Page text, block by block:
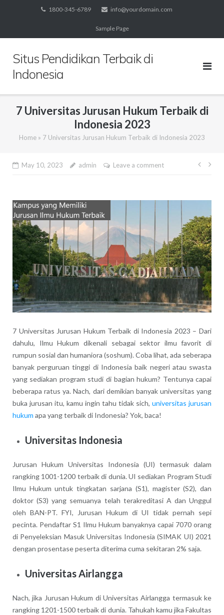
1800-345-6789 info@yourdomain.com
Sample Page
Situs Pendidikan Terbaik di
Indonesia
7 Universitas Jurusan Hukum Terbaik di
Indonesia 2023
Home » 7 Universitas Jurusan Hukum Terbaik di Indonesia 2023
May 10, 2023 admin Leave a comment
Post
7 Universitas Jurusan Hukum Terbaik di Indonesia 2023 – Dari
dahulu, Ilmu Hukum dikenali sebagai sektor ilmu favorit di
rumpun sosial dan humaniora (soshum). Coba lihat, ada seberapa
banyak perguruan tinggi di Indonesia baik negeri atau swasta
yang sediakan program studi di bagian hukum? Tentunya capai
beberapa ratus ya. Nach, dari demikian banyak universitas yang
buka jurusan itu, kamu ingin tahu tidak sich,universitas jurusan
hukum apa yang terbaik di Indonesia? Yok, baca!
Universitas Indonesia
Jurusan Hukum Universitas Indonesia (UI) termasuk dalam
rangking 1001-1200 terbaik di dunia. UI sediakan Program Studi
Ilmu Hukum untuk tingkatan sarjana (S1), magister (S2), dan
doktor (S3) yang semuanya telah terakreditasi A dan Unggul
oleh BAN-PT. FYI, Jurusan Hukum di UI tidak pernah sepi
pecinta. Pendaftar S1 Ilmu Hukum banyaknya capai 7070 orang
di Penyeleksian Masuk Universitas Indonesia (SIMAK UI) 2021
dengan prosentase peserta diterima cuma sekitaran 2% saja.
Universitas Airlangga
Nach, jika Jurusan Hukum di Universitas Airlangga termasuk ke
rangking 1201-1500 terbaik di dunia. Tahukah kamu jika Fakultas